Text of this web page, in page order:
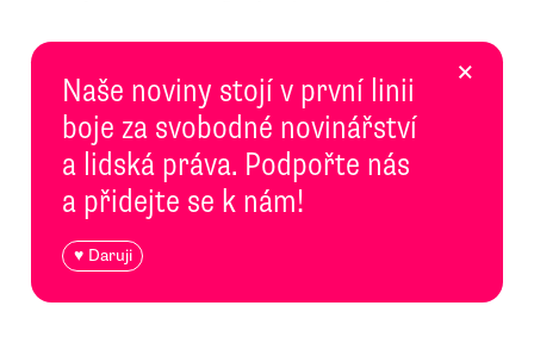
Naše noviny stojí v první linii
boje za svobodné novinářství
a lidská práva. Podpořte nás
a přidejte se k nám!
♥ Daruji
×